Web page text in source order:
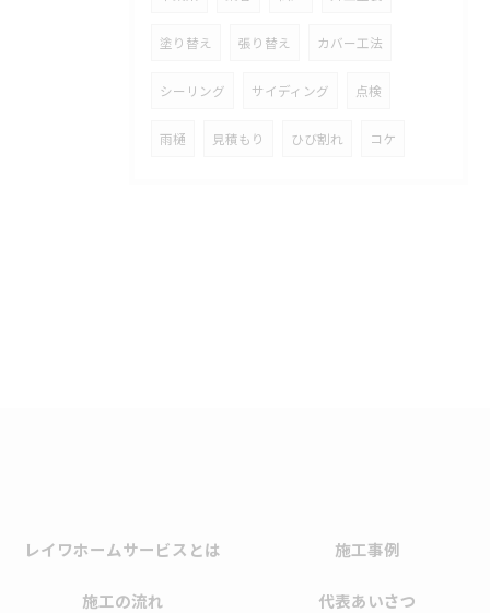
塗り替え 張り替え カバー工法
シーリング サイディング 点検
雨樋 見積もり ひび割れ コケ
レイワホームサービスとは 施工事例
施工の流れ 代表あいさつ